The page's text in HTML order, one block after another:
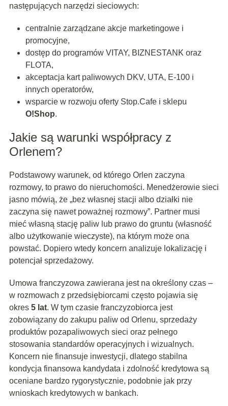
następujących narzędzi sieciowych:
centralnie zarządzane akcje marketingowe i
promocyjne,
dostęp do programów VITAY, BIZNESTANK oraz
FLOTA,
akceptacja kart paliwowych DKV, UTA, E-100 i
innych operatorów,
wsparcie w rozwoju oferty Stop.Cafe i sklepu
O!Shop.
Jakie są warunki współpracy z
Orlenem?
Podstawowy warunek, od którego Orlen zaczyna
rozmowy, to prawo do nieruchomości. Menedżerowie sieci
jasno mówią, że „bez własnej stacji albo działki nie
zaczyna się nawet poważnej rozmowy”. Partner musi
mieć własną stację paliw lub prawo do gruntu (własność
albo użytkowanie wieczyste), na którym może ona
powstać. Dopiero wtedy koncern analizuje lokalizację i
potencjał sprzedażowy.
Umowa franczyzowa zawierana jest na określony czas –
w rozmowach z przedsiębiorcami często pojawia się
okres 5 lat. W tym czasie franczyzobiorca jest
zobowiązany do zakupu paliw od Orlenu, sprzedaży
produktów pozapaliwowych sieci oraz pełnego
stosowania standardów operacyjnych i wizualnych.
Koncern nie finansuje inwestycji, dlatego stabilna
kondycja finansowa kandydata i zdolność kredytowa są
oceniane bardzo rygorystycznie, podobnie jak przy
wnioskach kredytowych w bankach.